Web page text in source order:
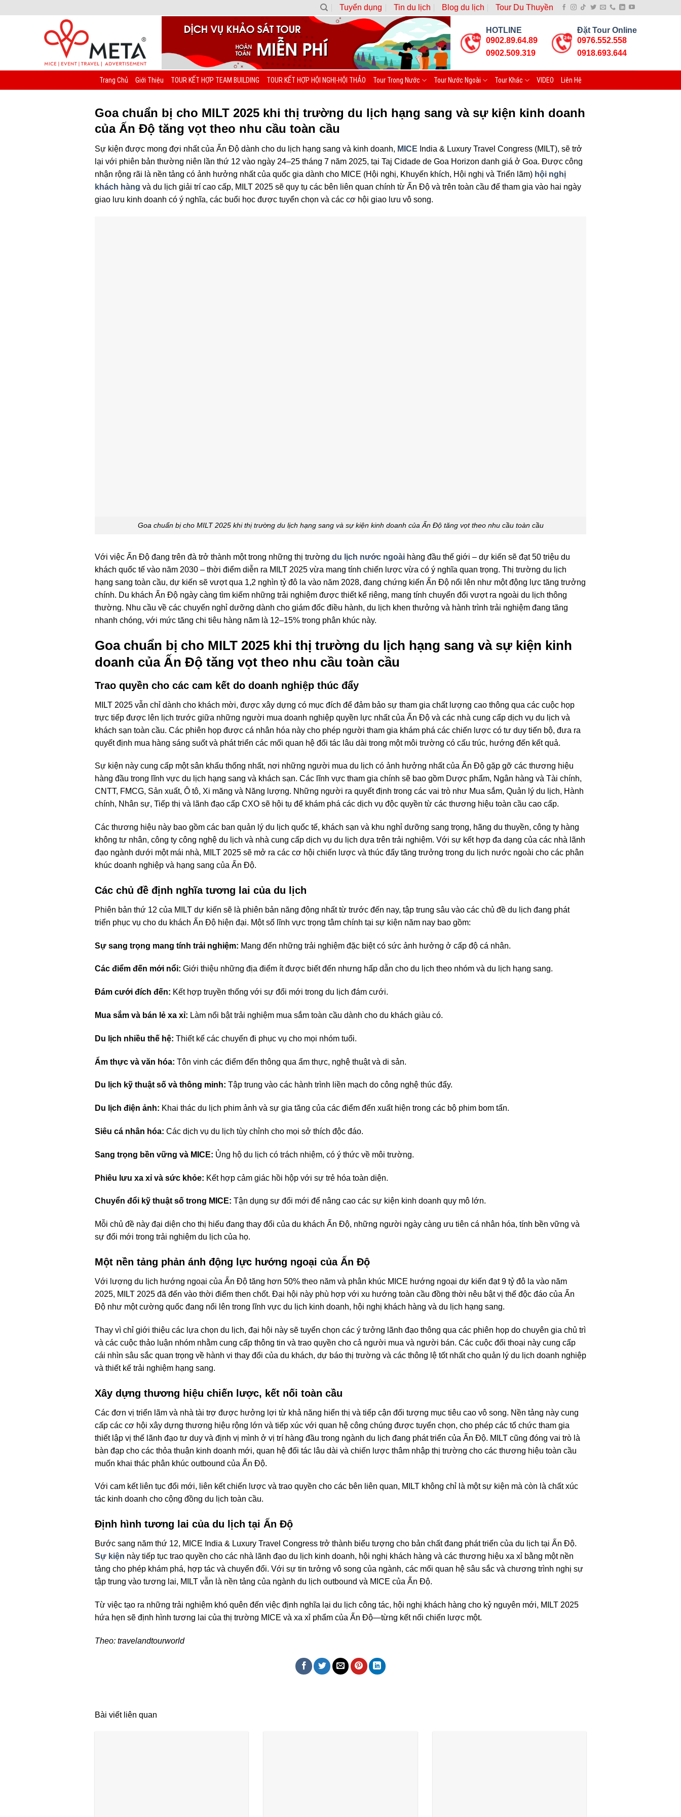
Tuyển dụng Tin du lịch Blog du lịch Tour Du Thuyền
HOTLINE
0902.89.64.89
0902.509.319
Đặt Tour Online
0976.552.558
0918.693.644
Trang Chủ Giới Thiệu TOUR KẾT HỢP TEAM BUILDING TOUR KẾT HỢP HỘI NGHỊ-HỘI THẢO Tour Trong Nước Tour Nước Ngoài Tour Khác VIDEO Liên Hệ
Goa chuẩn bị cho MILT 2025 khi thị trường du lịch hạng sang và sự kiện kinh doanh
của Ấn Độ tăng vọt theo nhu cầu toàn cầu
Sự kiện được mong đợi nhất của Ấn Độ dành cho du lịch hạng sang và kinh doanh, MICE India & Luxury Travel Congress (MILT), sẽ trở
lại với phiên bản thường niên lần thứ 12 vào ngày 24–25 tháng 7 năm 2025, tại Taj Cidade de Goa Horizon danh giá ở Goa. Được công
nhận rộng rãi là nền tảng có ảnh hưởng nhất của quốc gia dành cho MICE (Hội nghị, Khuyến khích, Hội nghị và Triển lãm) hội nghị
khách hàng và du lịch giải trí cao cấp, MILT 2025 sẽ quy tụ các bên liên quan chính từ Ấn Độ và trên toàn cầu để tham gia vào hai ngày
giao lưu kinh doanh có ý nghĩa, các buổi học được tuyển chọn và các cơ hội giao lưu vô song.
Goa chuẩn bị cho MILT 2025 khi thị trường du lịch hạng sang và sự kiện kinh doanh của Ấn Độ tăng vọt theo nhu cầu toàn cầu
Với việc Ấn Độ đang trên đà trở thành một trong những thị trường du lịch nước ngoài hàng đầu thế giới – dự kiến ​​sẽ đạt 50 triệu du
khách quốc tế vào năm 2030 – thời điểm diễn ra MILT 2025 vừa mang tính chiến lược vừa có ý nghĩa quan trọng. Thị trường du lịch
hạng sang toàn cầu, dự kiến ​​sẽ vượt qua 1,2 nghìn tỷ đô la vào năm 2028, đang chứng kiến ​​Ấn Độ nổi lên như một động lực tăng trưởng
chính. Du khách Ấn Độ ngày càng tìm kiếm những trải nghiệm được thiết kế riêng, mang tính chuyển đổi vượt ra ngoài du lịch thông
thường. Nhu cầu về các chuyến nghỉ dưỡng dành cho giám đốc điều hành, du lịch khen thưởng và hành trình trải nghiệm đang tăng
nhanh chóng, với mức tăng chi tiêu hàng năm là 12–15% trong phân khúc này.
Goa chuẩn bị cho MILT 2025 khi thị trường du lịch hạng sang và sự kiện kinh
doanh của Ấn Độ tăng vọt theo nhu cầu toàn cầu
Trao quyền cho các cam kết do doanh nghiệp thúc đẩy
MILT 2025 vẫn chỉ dành cho khách mời, được xây dựng có mục đích để đảm bảo sự tham gia chất lượng cao thông qua các cuộc họp
trực tiếp được lên lịch trước giữa những người mua doanh nghiệp quyền lực nhất của Ấn Độ và các nhà cung cấp dịch vụ du lịch và
khách sạn toàn cầu. Các phiên họp được cá nhân hóa này cho phép người tham gia khám phá các chiến lược có tư duy tiến bộ, đưa ra
quyết định mua hàng sáng suốt và phát triển các mối quan hệ đối tác lâu dài trong một môi trường có cấu trúc, hướng đến kết quả.
Sự kiện này cung cấp một sân khấu thống nhất, nơi những người mua du lịch có ảnh hưởng nhất của Ấn Độ gặp gỡ các thương hiệu
hàng đầu trong lĩnh vực du lịch hạng sang và khách sạn. Các lĩnh vực tham gia chính sẽ bao gồm Dược phẩm, Ngân hàng và Tài chính,
CNTT, FMCG, Sản xuất, Ô tô, Xi măng và Năng lượng. Những người ra quyết định trong các vai trò như Mua sắm, Quản lý du lịch, Hành
chính, Nhân sự, Tiếp thị và lãnh đạo cấp CXO sẽ hội tụ để khám phá các dịch vụ độc quyền từ các thương hiệu toàn cầu cao cấp.
Các thương hiệu này bao gồm các ban quản lý du lịch quốc tế, khách sạn và khu nghỉ dưỡng sang trọng, hãng du thuyền, công ty hàng
không tư nhân, công ty công nghệ du lịch và nhà cung cấp dịch vụ du lịch dựa trên trải nghiệm. Với sự kết hợp đa dạng của các nhà lãnh
đạo ngành dưới một mái nhà, MILT 2025 sẽ mở ra các cơ hội chiến lược và thúc đẩy tăng trưởng trong du lịch nước ngoài cho các phân
khúc doanh nghiệp và hạng sang của Ấn Độ.
Các chủ đề định nghĩa tương lai của du lịch
Phiên bản thứ 12 của MILT dự kiến ​​sẽ là phiên bản năng động nhất từ ​​trước đến nay, tập trung sâu vào các chủ đề du lịch đang phát
triển phục vụ cho du khách Ấn Độ hiện đại. Một số lĩnh vực trọng tâm chính tại sự kiện năm nay bao gồm:
Sự sang trọng mang tính trải nghiệm: Mang đến những trải nghiệm đặc biệt có sức ảnh hưởng ở cấp độ cá nhân.
Các điểm đến mới nổi: Giới thiệu những địa điểm ít được biết đến nhưng hấp dẫn cho du lịch theo nhóm và du lịch hạng sang.
Đám cưới đích đến: Kết hợp truyền thống với sự đổi mới trong du lịch đám cưới.
Mua sắm và bán lẻ xa xỉ: Làm nổi bật trải nghiệm mua sắm toàn cầu dành cho du khách giàu có.
Du lịch nhiều thế hệ: Thiết kế các chuyến đi phục vụ cho mọi nhóm tuổi.
Ẩm thực và văn hóa: Tôn vinh các điểm đến thông qua ẩm thực, nghệ thuật và di sản.
Du lịch kỹ thuật số và thông minh: Tập trung vào các hành trình liền mạch do công nghệ thúc đẩy.
Du lịch điện ảnh: Khai thác du lịch phim ảnh và sự gia tăng của các điểm đến xuất hiện trong các bộ phim bom tấn.
Siêu cá nhân hóa: Các dịch vụ du lịch tùy chỉnh cho mọi sở thích độc đáo.
Sang trọng bền vững và MICE: Ủng hộ du lịch có trách nhiệm, có ý thức về môi trường.
Phiêu lưu xa xỉ và sức khỏe: Kết hợp cảm giác hồi hộp với sự trẻ hóa toàn diện.
Chuyển đổi kỹ thuật số trong MICE: Tận dụng sự đổi mới để nâng cao các sự kiện kinh doanh quy mô lớn.
Mỗi chủ đề này đại diện cho thị hiếu đang thay đổi của du khách Ấn Độ, những người ngày càng ưu tiên cá nhân hóa, tính bền vững và
sự đổi mới trong trải nghiệm du lịch của họ.
Một nền tảng phản ánh động lực hướng ngoại của Ấn Độ
Với lượng du lịch hướng ngoại của Ấn Độ tăng hơn 50% theo năm và phân khúc MICE hướng ngoại dự kiến ​​đạt 9 tỷ đô la vào năm
2025, MILT 2025 đã đến vào thời điểm then chốt. Đại hội này phù hợp với xu hướng toàn cầu đồng thời nêu bật vị thế độc đáo của Ấn
Độ như một cường quốc đang nổi lên trong lĩnh vực du lịch kinh doanh, hội nghị khách hàng và du lịch hạng sang.
Thay vì chỉ giới thiệu các lựa chọn du lịch, đại hội này sẽ tuyển chọn các ý tưởng lãnh đạo thông qua các phiên họp do chuyên gia chủ trì
và các cuộc thảo luận nhóm nhằm cung cấp thông tin và trao quyền cho cả người mua và người bán. Các cuộc đối thoại này cung cấp
cái nhìn sâu sắc quan trọng về hành vi thay đổi của du khách, dự báo thị trường và các thông lệ tốt nhất cho quản lý du lịch doanh nghiệp
và thiết kế trải nghiệm hạng sang.
Xây dựng thương hiệu chiến lược, kết nối toàn cầu
Các đơn vị triển lãm và nhà tài trợ được hưởng lợi từ khả năng hiển thị và tiếp cận đối tượng mục tiêu cao vô song. Nền tảng này cung
cấp các cơ hội xây dựng thương hiệu rộng lớn và tiếp xúc với quan hệ công chúng được tuyển chọn, cho phép các tổ chức tham gia
thiết lập vị thế lãnh đạo tư duy và định vị mình ở vị trí hàng đầu trong ngành du lịch đang phát triển của Ấn Độ. MILT cũng đóng vai trò là
bàn đạp cho các thỏa thuận kinh doanh mới, quan hệ đối tác lâu dài và chiến lược thâm nhập thị trường cho các thương hiệu toàn cầu
muốn khai thác phân khúc outbound của Ấn Độ.
Với cam kết liên tục đổi mới, liên kết chiến lược và trao quyền cho các bên liên quan, MILT không chỉ là một sự kiện mà còn là chất xúc
tác kinh doanh cho cộng đồng du lịch toàn cầu.
Định hình tương lai của du lịch tại Ấn Độ
Bước sang năm thứ 12, MICE India & Luxury Travel Congress trở thành biểu tượng cho bản chất đang phát triển của du lịch tại Ấn Độ.
Sự kiện này tiếp tục trao quyền cho các nhà lãnh đạo du lịch kinh doanh, hội nghị khách hàng và các thương hiệu xa xỉ bằng một nền
tảng cho phép khám phá, hợp tác và chuyển đổi. Với sự tin tưởng vô song của ngành, các mối quan hệ sâu sắc và chương trình nghị sự
tập trung vào tương lai, MILT vẫn là nền tảng của ngành du lịch outbound và MICE của Ấn Độ.
Từ việc tạo ra những trải nghiệm khó quên đến việc định nghĩa lại du lịch công tác, hội nghị khách hàng cho kỷ nguyên mới, MILT 2025
hứa hẹn sẽ định hình tương lai của thị trường MICE và xa xỉ phẩm của Ấn Độ—từng kết nối chiến lược một.
Theo: travelandtourworld
Bài viết liên quan